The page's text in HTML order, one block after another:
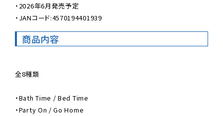
・2026年6月発売予定
・JANコード:4570194401939
商品内容
全8種類
・Bath Time / Bed Time
・Party On / Go Home